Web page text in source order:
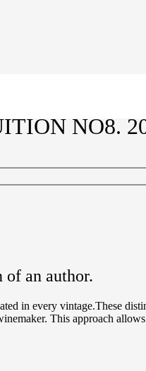
NO8.
an author.
in every vintage.These
This approach